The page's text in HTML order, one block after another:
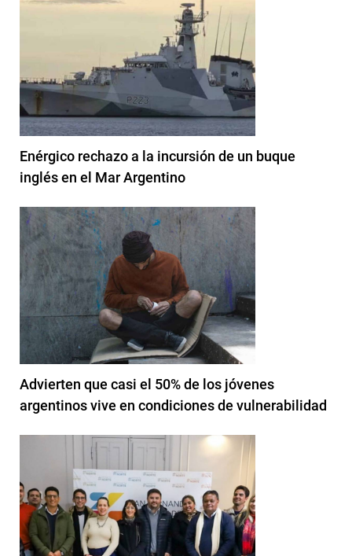
Enérgico rechazo a la incursión de un buque
inglés en el Mar Argentino
Advierten que casi el 50% de los jóvenes
argentinos vive en condiciones de vulnerabilidad